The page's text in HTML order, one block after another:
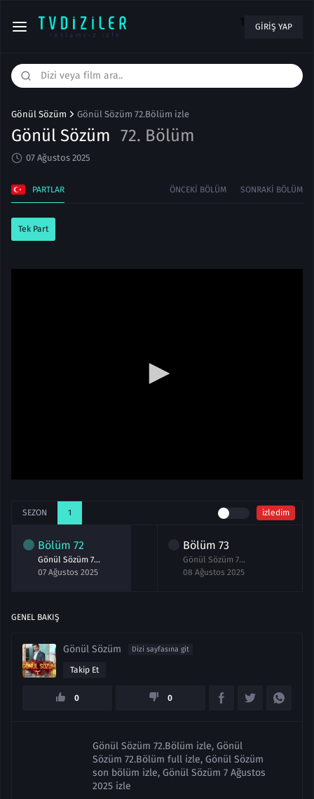
1 GIRIŞ YAP
Gönül Sözüm Gönül Sözüm 72.Bölüm izle
Gönül Sözüm 72. Bölüm
07 Ağustos 2025
PARTLAR ÖNCEKI BÖLÜM SONRAKI BÖLÜM
Tek Part
SEZON 1 izledim
Bölüm 72
Gönül Sözüm 72.Bölüm izle
07 Ağustos 2025
Bölüm 73
Gönül Sözüm 73.Bölüm izle
08 Ağustos 2025
GENEL BAKIŞ
Gönül Sözüm Dizi sayfasına git
Takip Et
0 0
Gönül Sözüm 72.Bölüm izle, Gönül
Sözüm 72.Bölüm full izle, Gönül Sözüm
son bölüm izle, Gönül Sözüm 7 Ağustos
2025 izle